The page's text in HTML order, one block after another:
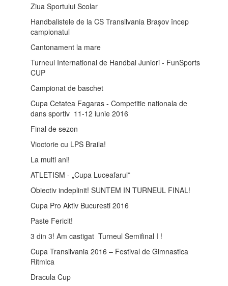
Ziua Sportului Scolar
Handbalistele de la CS Transilvania Brașov încep
campionatul
Cantonament la mare
Turneul International de Handbal Juniori - FunSports
CUP
Campionat de baschet
Cupa Cetatea Fagaras - Competitie nationala de
dans sportiv 11-12 iunie 2016
Final de sezon
Vioctorie cu LPS Braila!
La multi ani!
ATLETISM - „Cupa Luceafarul”
Obiectiv indeplinit! SUNTEM IN TURNEUL FINAL!
Cupa Pro Aktiv Bucuresti 2016
Paste Fericit!
3 din 3! Am castigat Turneul Semifinal I !
Cupa Transilvania 2016 – Festival de Gimnastica
Ritmica
Dracula Cup